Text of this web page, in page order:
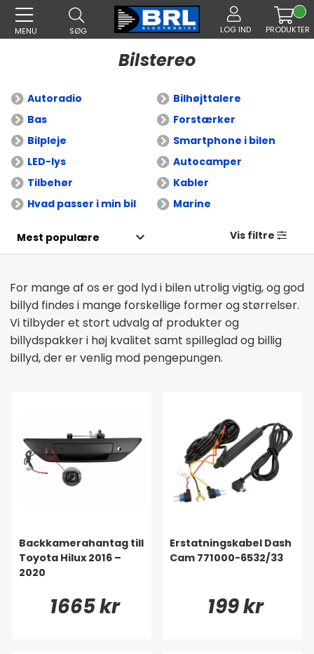
MENU SØG LOG IND PRODUKTER
Bilstereo
Autoradio
Bilhøjttalere
Bas
Forstærker
Bilpleje
Smartphone i bilen
LED-lys
Autocamper
Tilbehør
Kabler
Hvad passer i min bil
Marine
For mange af os er god lyd i bilen utrolig vigtig, og god
billyd findes i mange forskellige former og størrelser.
Vi tilbyder et stort udvalg af produkter og
billydspakker i høj kvalitet samt spilleglad og billig
billyd, der er venlig mod pengepungen.
Vis filtre
Backkamerahantag till
Toyota Hilux 2016 –
2020
1665 kr
Erstatningskabel Dash
Cam 771000-6532/33
199 kr